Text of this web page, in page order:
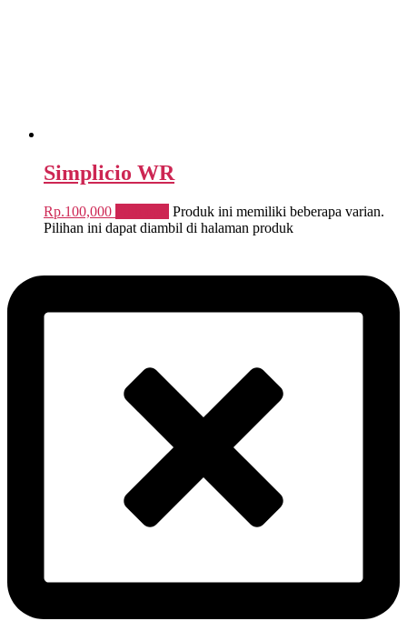
Simplicio WR
Rp.100,000
Produk ini memiliki beberapa varian.
Pilihan ini dapat diambil di halaman produk